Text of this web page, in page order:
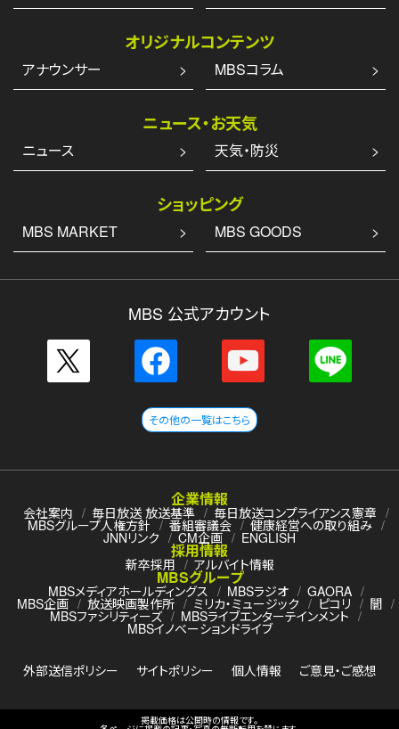
オリジナルコンテンツ
アナウンサー MBSコラム
ニュース・お天気
ニュース 天気・防災
ショッピング
MBS MARKET MBS GOODS
MBS 公式アカウント
その他の一覧はこちら
企業情報
会社案内 毎日放送 放送基準 毎日放送コンプライアンス憲章
MBSグループ人権方針 番組審議会 健康経営への取り組み
JNNリンク CM企画 ENGLISH
採用情報
新卒採用 アルバイト情報
MBSグループ
MBSメディアホールディングス MBSラジオ GAORA
MBS企画 放送映画製作所 ミリカ・ミュージック ピコリ 闇
MBSファシリティーズ MBSライブエンターテインメント
MBSイノベーションドライブ
外部送信ポリシー サイトポリシー 個人情報 ご意見・ご感想
掲載価格は公開時の情報です。